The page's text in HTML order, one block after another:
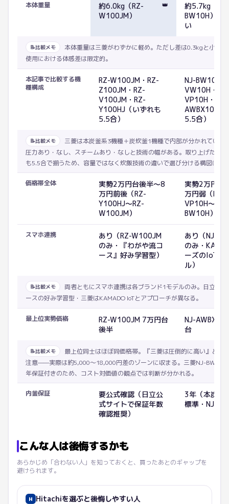
本体重量
約6.0kg（RZ-
W100JM）
👑
約5.7kg（NJ-
BW10H）→
い
📝比較メモ
本体重量は三菱がわずかに軽め。ただし差は0.3kgと小さ
使用における体感差は限定的。
本記事で比較する機
種構成
RZ-W100JM・RZ-
Z100JM・RZ-
V100JM・RZ-
Y100HJ（いずれも
5.5合）
NJ-BW10H
VW10H・NJ-
VP10H・NJ-
AWBX10（
5.5合）
📝比較メモ
三菱は本炭釜系3機種＋炭炊釜1機種で内部が分かれている
圧力あり・なし、スチームあり・なしと技術の幅がある。取り上げた機
も5.5合で揃うため、容量ではなく炊飯技術の違いで選び分ける構図にな
価格帯全体
実勢2万円台後半〜8
万円前後（RZ-
Y100HJ〜RZ-
W100JM）
実勢2万円台
万円弱（NJ-
VP10H〜NJ-
BW10H）
スマホ連携
あり（RZ-W100JM
のみ・『わがや流コ
ース』好み学習型）
あり（NJ-
のみ・
ーズのIoT対
ル）
📝比較メモ
両者ともにスマホ連携は各ブランド1モデルのみ。日立は
ースの好み学習型・三菱はKAMADO IoTとアプローチが異なる。
最上位実勢価格
RZ-W100JM 7万円台
後半
NJ-AWBX10
台
📝比較メモ
最上位同士はほぼ同価格帯。『三菱は圧倒的に高い』とい
注意——実際は約5,000〜18,000円差のゾーンに収まる。三菱NJ-BW10H
年保証付きのため、コスト対価値の観点では判断が分かれる。
内釜保証
要公式確認（日立公
式サイトで保証年数
確認推奨）
3年（本炭釜
標準・NJ-
こんな人は後悔するかも
あらかじめ「合わない人」を知っておくと、買ったあとのギャップを
避けられます。
H Hitachiを選ぶと後悔しやすい人